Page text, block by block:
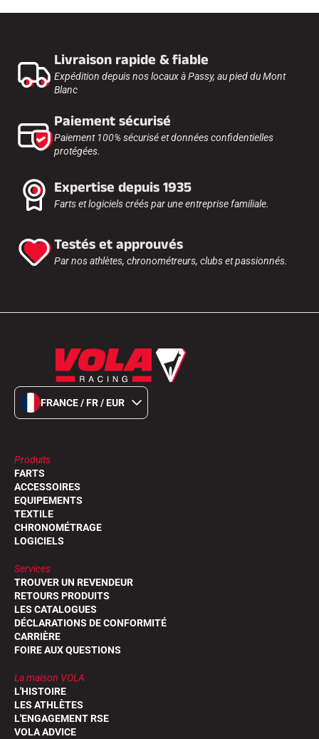
Livraison rapide & fiable
Expédition depuis nos locaux à Passy, au pied du Mont
Blanc
Paiement sécurisé
Paiement 100% sécurisé et données confidentielles
protégées.
Expertise depuis 1935
Farts et logiciels créés par une entreprise familiale.
Testés et approuvés
Par nos athlètes, chronométreurs, clubs et passionnés.
FRANCE / FR / EUR
Produits
FARTS
ACCESSOIRES
EQUIPEMENTS
TEXTILE
CHRONOMÉTRAGE
LOGICIELS
Services
TROUVER UN REVENDEUR
RETOURS PRODUITS
LES CATALOGUES
DÉCLARATIONS DE CONFORMITÉ
CARRIÈRE
FOIRE AUX QUESTIONS
La maison VOLA
L'HISTOIRE
LES ATHLÈTES
L'ENGAGEMENT RSE
VOLA ADVICE